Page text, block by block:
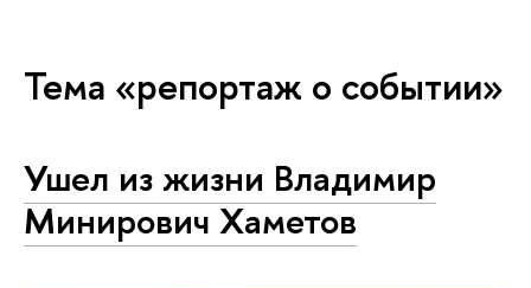
Тема «репортаж о событии»
Ушел из жизни Владимир
Минирович Хаметов